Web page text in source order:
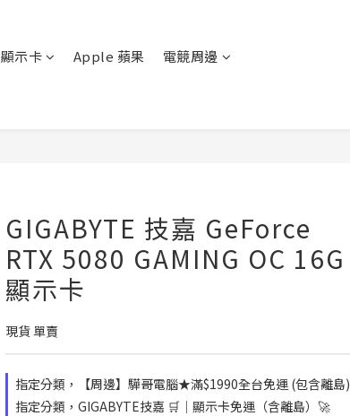
顯示卡 Apple 蘋果 電競周邊
GIGABYTE 技嘉 GeForce
RTX 5080 GAMING OC 16G
顯示卡
現貨 單賣
指定分類，【周邊】驊哥電腦★滿$1990全台免運 (包含離島)
指定分類，GIGABYTE技嘉 🛒｜顯示卡免運（含離島）🚀